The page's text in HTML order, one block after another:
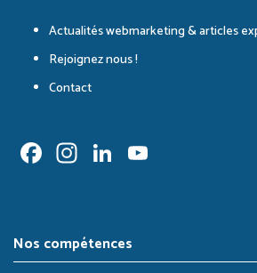
Actualités webmarketing & articles
Rejoignez nous !
Contact
Facebook
Instagram
LinkedIn
Nos compétences